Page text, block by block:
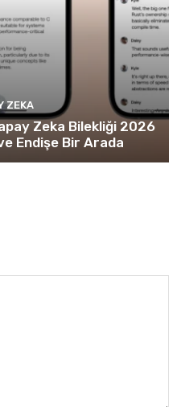
ZEKA
Zeka Bilekliği 2026
Endişe Bir Arada